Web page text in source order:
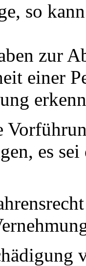
so
zur
einer
es